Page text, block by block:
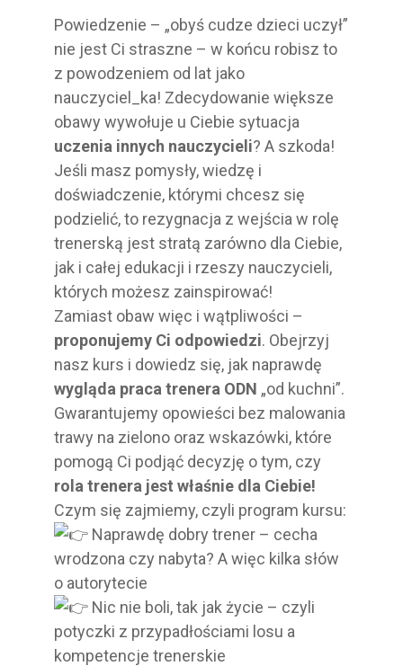
Powiedzenie – „obyś cudze dzieci uczył”
nie jest Ci straszne – w końcu robisz to
z powodzeniem od lat jako
nauczyciel_ka! Zdecydowanie większe
obawy wywołuje u Ciebie sytuacja
uczenia innych nauczycieli? A szkoda!
Jeśli masz pomysły, wiedzę i
doświadczenie, którymi chcesz się
podzielić, to rezygnacja z wejścia w rolę
trenerską jest stratą zarówno dla Ciebie,
jak i całej edukacji i rzeszy nauczycieli,
których możesz zainspirować!
Zamiast obaw więc i wątpliwości –
proponujemy Ci odpowiedzi. Obejrzyj
nasz kurs i dowiedz się, jak naprawdę
wygląda praca trenera ODN „od kuchni”.
Gwarantujemy opowieści bez malowania
trawy na zielono oraz wskazówki, które
pomogą Ci podjąć decyzję o tym, czy
rola trenera jest właśnie dla Ciebie!
Czym się zajmiemy, czyli program kursu:
Naprawdę dobry trener – cecha
wrodzona czy nabyta? A więc kilka słów
o autorytecie
Nic nie boli, tak jak życie – czyli
potyczki z przypadłościami losu a
kompetencje trenerskie